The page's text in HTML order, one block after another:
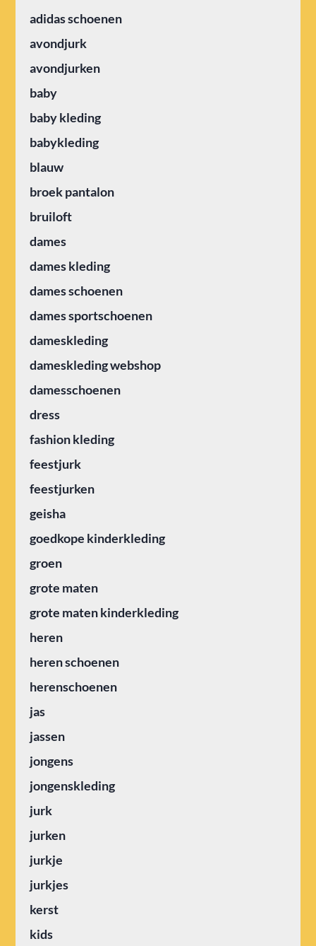
adidas schoenen
avondjurk
avondjurken
baby
baby kleding
babykleding
blauw
broek pantalon
bruiloft
dames
dames kleding
dames schoenen
dames sportschoenen
dameskleding
dameskleding webshop
damesschoenen
dress
fashion kleding
feestjurk
feestjurken
geisha
goedkope kinderkleding
groen
grote maten
grote maten kinderkleding
heren
heren schoenen
herenschoenen
jas
jassen
jongens
jongenskleding
jurk
jurken
jurkje
jurkjes
kerst
kids